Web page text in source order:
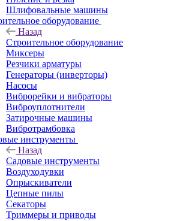
Шлифовальные машины
оборудование
Назад
Строительное оборудование
Миксеры
Резчики арматуры
Генераторы (инверторы)
Насосы
Виброрейки и вибраторы
Виброуплотнители
Затирочные машины
Вибротрамбовка
инструменты
Назад
Садовые инструменты
Воздуходувки
Опрыскиватели
Цепные пилы
Секаторы
Триммеры и приводы